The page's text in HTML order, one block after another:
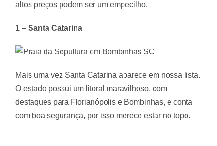
altos preços podem ser um empecilho.
1 – Santa Catarina
Mais uma vez Santa Catarina aparece em nossa lista.
O estado possui um litoral maravilhoso, com
destaques para Florianópolis e Bombinhas, e conta
com boa segurança, por isso merece estar no topo.